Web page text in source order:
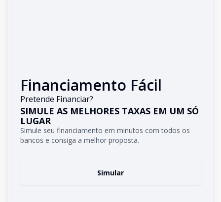
Financiamento Fácil
Pretende Financiar?
SIMULE AS MELHORES TAXAS EM UM SÓ
LUGAR
Simule seu financiamento em minutos com todos os
bancos e consiga a melhor proposta.
Simular